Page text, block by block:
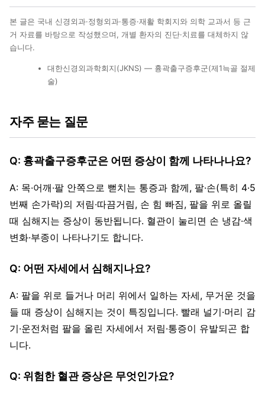
본 글은 국내 신경외과·정형외과·통증·재활 학회지와 의학 교과서 등 근
거 자료를 바탕으로 작성했으며, 개별 환자의 진단·치료를 대체하지 않
습니다.
대한신경외과학회지(JKNS) — 흉곽출구증후군(제1늑골 절제
술)
자주 묻는 질문
Q: 흉곽출구증후군은 어떤 증상이 함께 나타나나요?
A: 목·어깨·팔 안쪽으로 뻗치는 통증과 함께, 팔·손(특히 4·5
번째 손가락)의 저림·따끔거림, 손 힘 빠짐, 팔을 위로 올릴
때 심해지는 증상이 동반됩니다. 혈관이 눌리면 손 냉감·색
변화·부종이 나타나기도 합니다.
Q: 어떤 자세에서 심해지나요?
A: 팔을 위로 들거나 머리 위에서 일하는 자세, 무거운 것을
들 때 증상이 심해지는 것이 특징입니다. 빨래 널기·머리 감
기·운전처럼 팔을 올린 자세에서 저림·통증이 유발되곤 합
니다.
Q: 위험한 혈관 증상은 무엇인가요?